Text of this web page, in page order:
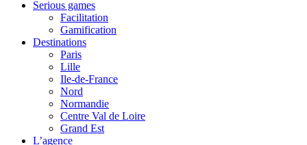
Serious games
Facilitation
Gamification
Destinations
Paris
Lille
Ile-de-France
Nord
Normandie
Centre Val de Loire
Grand Est
L’agence